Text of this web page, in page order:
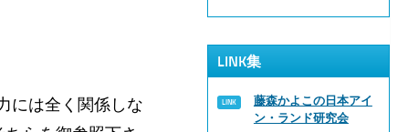
には全く関係しな
LINK集
藤森かよこの日本アイ
ン・ランド研究会